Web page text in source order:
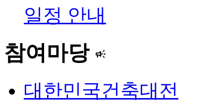
일정 안내
참여마당 campaign
대한민국건축대전